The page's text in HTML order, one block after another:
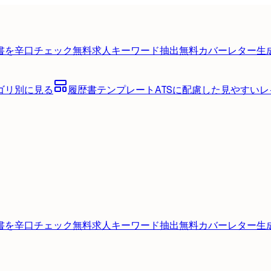
を辛口チェック無料求人キーワード抽出無料カバーレター生
リ別に見る 履歴書テンプレートATSに配慮した見やすい
を辛口チェック無料求人キーワード抽出無料カバーレター生